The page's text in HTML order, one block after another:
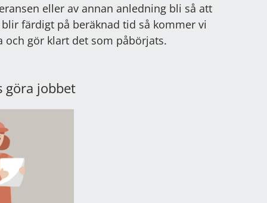
eller av annan anledning bli så att
färdigt på beräknad tid så kommer vi
och gör klart det som påbörjats.
göra jobbet